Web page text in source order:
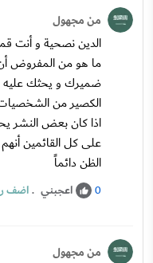
من مجهول
الدين نصحية و أنت
ما هو من المفروض
ضميرك و يحثك عليه
الكصير من
اذا كان بعض النشر
على كل القائمين
الظن دائماً
0 اعجبني .اضف
من مجهول